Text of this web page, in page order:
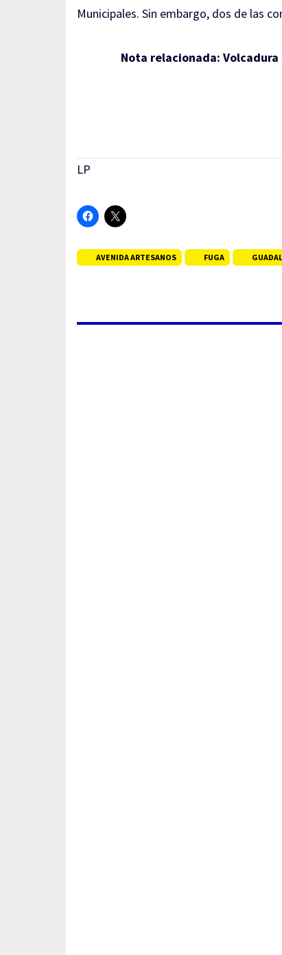
Municipales. Sin embargo, dos de las
Nota relacionada:
LP
AVENIDA ARTESANOS FUGA